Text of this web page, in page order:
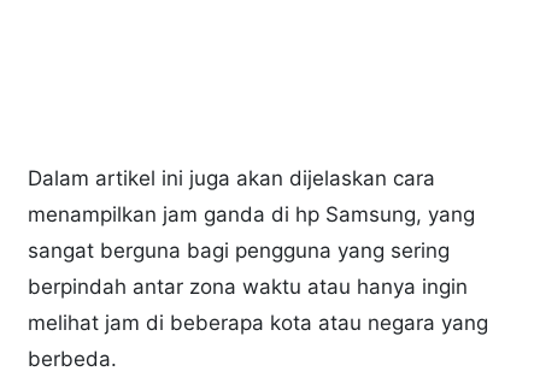
Dalam artikel ini juga akan dijelaskan cara
menampilkan jam ganda di hp Samsung, yang
sangat berguna bagi pengguna yang sering
berpindah antar zona waktu atau hanya ingin
melihat jam di beberapa kota atau negara yang
berbeda.